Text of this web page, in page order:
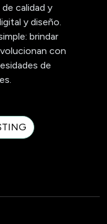
calidad y
y diseño.
brindar
con
de